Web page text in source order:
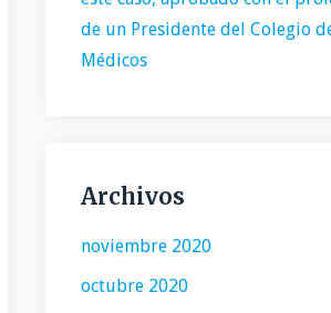
de un Presidente del Colegio
Médicos
Archivos
noviembre 2020
octubre 2020